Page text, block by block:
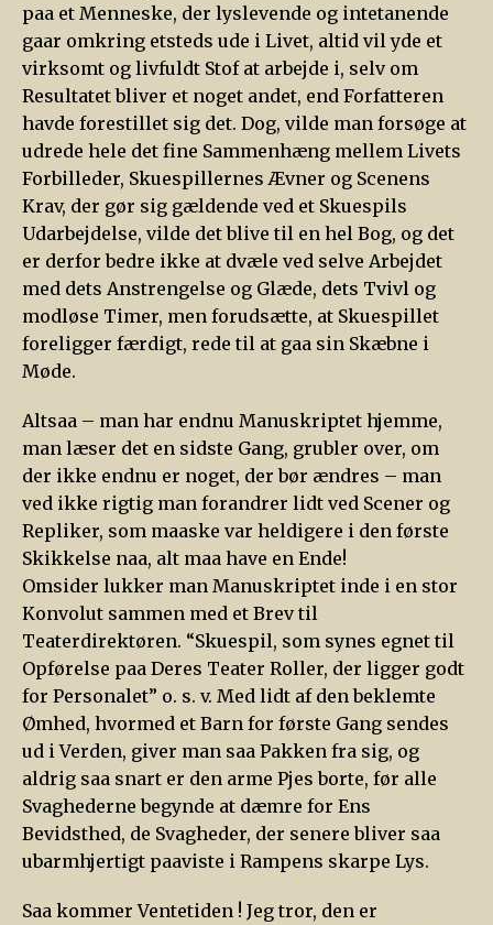
paa et Menneske, der lyslevende og intetanende
gaar omkring etsteds ude i Livet, altid vil yde et
virksomt og livfuldt Stof at arbejde i, selv om
Resultatet bliver et noget andet, end Forfatteren
havde forestillet sig det. Dog, vilde man forsøge at
udrede hele det fine Sammenhæng mellem Livets
Forbilleder, Skuespillernes Ævner og Scenens
Krav, der gør sig gældende ved et Skuespils
Udarbejdelse, vilde det blive til en hel Bog, og det
er derfor bedre ikke at dvæle ved selve Arbejdet
med dets Anstrengelse og Glæde, dets Tvivl og
modløse Timer, men forudsætte, at Skuespillet
foreligger færdigt, rede til at gaa sin Skæbne i
Møde.
Altsaa – man har endnu Manuskriptet hjemme,
man læser det en sidste Gang, grubler over, om
der ikke endnu er noget, der bør ændres – man
ved ikke rigtig man forandrer lidt ved Scener og
Repliker, som maaske var heldigere i den første
Skikkelse naa, alt maa have en Ende!
Omsider lukker man Manuskriptet inde i en stor
Konvolut sammen med et Brev til
Teaterdirektøren. “Skuespil, som synes egnet til
Opførelse paa Deres Teater Roller, der ligger godt
for Personalet” o. s. v. Med lidt af den beklemte
Ømhed, hvormed et Barn for første Gang sendes
ud i Verden, giver man saa Pakken fra sig, og
aldrig saa snart er den arme Pjes borte, før alle
Svaghederne begynde at dæmre for Ens
Bevidsthed, de Svagheder, der senere bliver saa
ubarmhjertigt paaviste i Rampens skarpe Lys.
Saa kommer Ventetiden ! Jeg tror, den er